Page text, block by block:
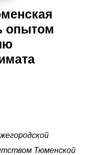
опытом
Тюменской